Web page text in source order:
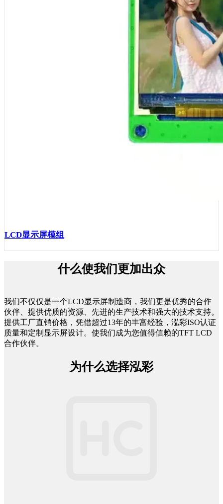
LCD显示屏模组
什么使我们更加出众
我们不仅仅是一个LCD显示屏制造商，我们更是优秀的合作
伙伴、提供优质的资源、先进的生产技术和强大的技术支持。
提供工厂直销价格，凭借超过13年的丰富经验，泓彩ISO认证
质量和定制显示屏设计。使我们成为您值得信赖的TFT LCD
合作伙伴。
为什么选择泓彩